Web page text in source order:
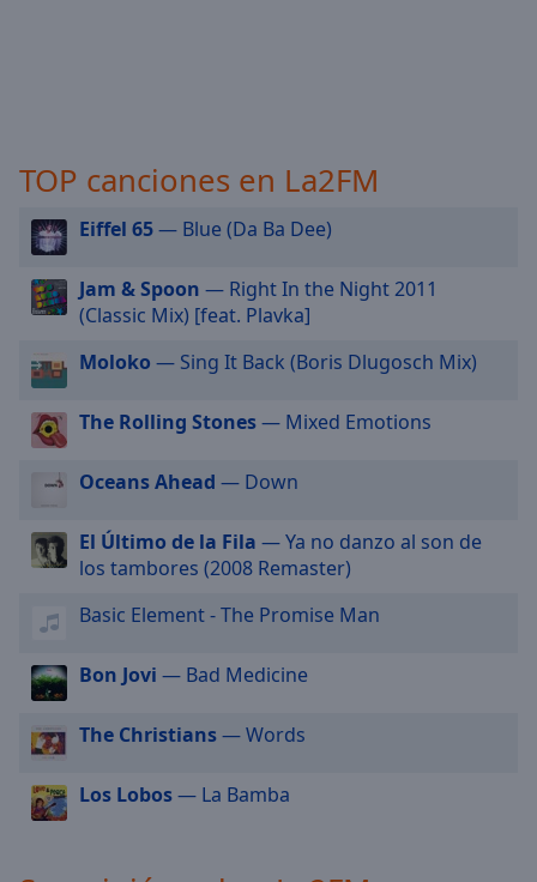
settings,
subtitles
settings
dialog
subtitles
selected
Audio
Track
Picture-
Fullscreen
This
window.
Beginning
dialog
window.
TOP canciones en La2FM
Eiffel 65— Blue (Da Ba Dee)
Jam & Spoon — Right In the Night 2011
(Classic Mix) [feat. Plavka]
Moloko — Sing It Back (Boris Dlugosch Mix)
The Rolling Stones— Mixed Emotions
Oceans Ahead — Down
El Último de la Fila — Ya no danzo al son de
los tambores (2008 Remaster)
Basic Element - The Promise Man
Bon Jovi — Bad Medicine
The Christians— Words
Los Lobos— La Bamba